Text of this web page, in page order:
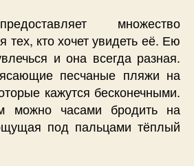
множество
тех, кто хочет увидеть её. Ею
и она всегда разная.
песчаные пляжи на
кажутся бесконечными.
можно часами бродить на
под пальцами тёплый